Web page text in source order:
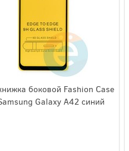
боковой Fashion Case
Galaxy A42 синий